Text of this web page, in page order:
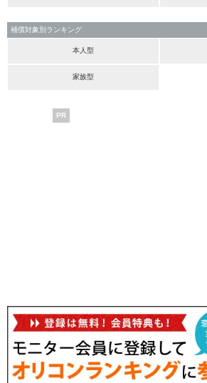
補償対象別ランキング
本人型
家族型
PR